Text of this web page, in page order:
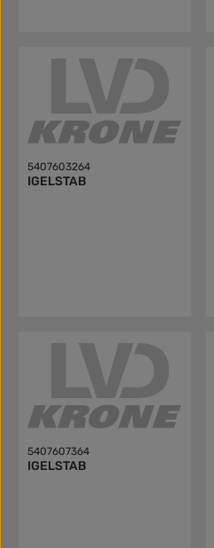
5407603264
IGELSTAB
5407607364
IGELSTAB